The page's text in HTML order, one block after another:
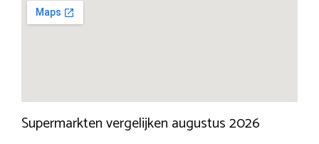
Supermarkten vergelijken augustus 2026